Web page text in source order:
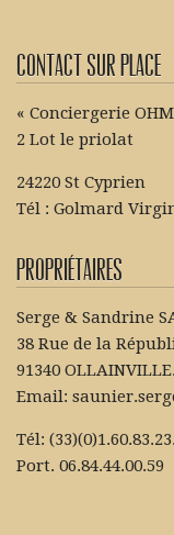
Contact sur place
« Conciergerie
2 Lot le priolat
24220 St Cyprien
Tél : Golmard
Propriétaires
Serge & Sandrine
38 Rue de la
91340
Email:
Tél:
Port. 06.84.44.00.59